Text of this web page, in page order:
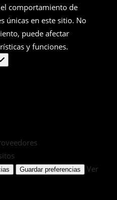
comportamiento de
únicas en este sitio. No
puede afectar
y funciones.
Guardar preferencias
Ver